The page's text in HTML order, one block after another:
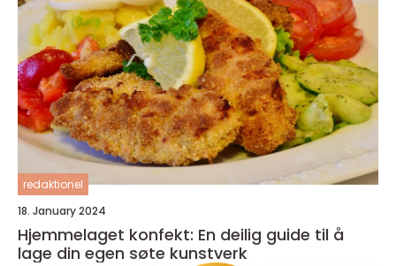
redaktionel
18. January 2024
Hjemmelaget konfekt: En deilig guide til å
lage din egen søte kunstverk